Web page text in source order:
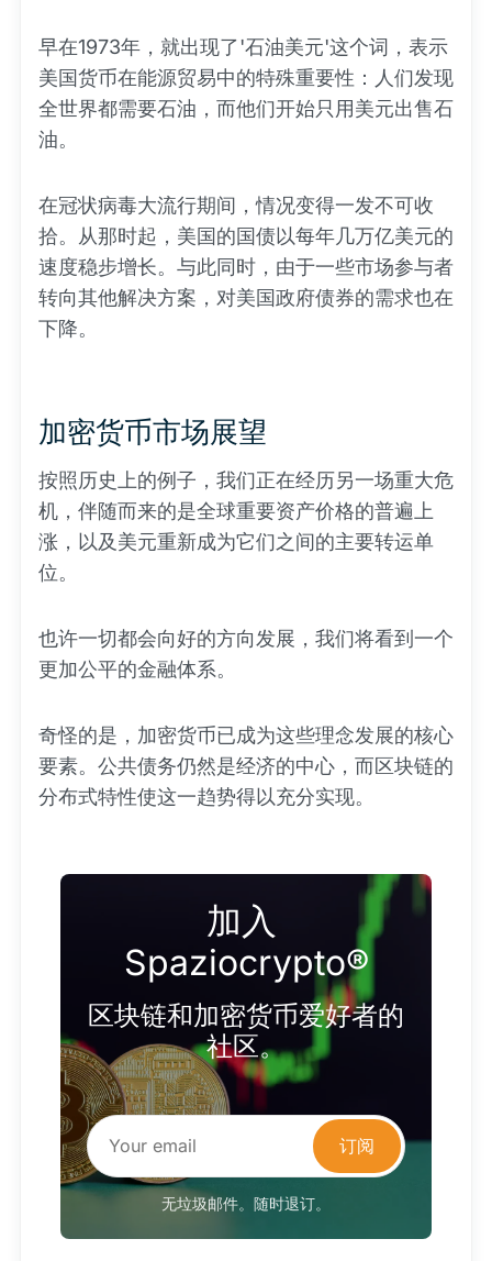
早在1973年，就出现了'石油美元'这个词，表示
美国货币在能源贸易中的特殊重要性：人们发现
全世界都需要石油，而他们开始只用美元出售石
油。
在冠状病毒大流行期间，情况变得一发不可收
拾。从那时起，美国的国债以每年几万亿美元的
速度稳步增长。与此同时，由于一些市场参与者
转向其他解决方案，对美国政府债券的需求也在
下降。
加密货币市场展望
按照历史上的例子，我们正在经历另一场重大危
机，伴随而来的是全球重要资产价格的普遍上
涨，以及美元重新成为它们之间的主要转运单
位。
也许一切都会向好的方向发展，我们将看到一个
更加公平的金融体系。
奇怪的是，加密货币已成为这些理念发展的核心
要素。公共债务仍然是经济的中心，而区块链的
分布式特性使这一趋势得以充分实现。
加入
Spaziocrypto®
区块链和加密货币爱好者的
社区。
订阅
无垃圾邮件。随时退订。